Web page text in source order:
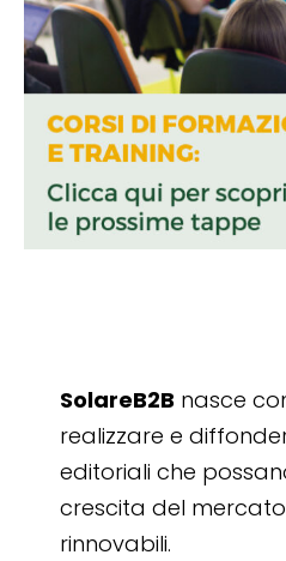
SolareB2B nasce
realizzare e
editoriali che
crescita del
rinnovabili.